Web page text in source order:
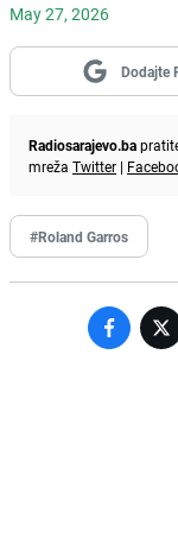
May 27, 2026
Dodajte
Radiosarajevo.ba
mreža Twitter |
#Roland Garros